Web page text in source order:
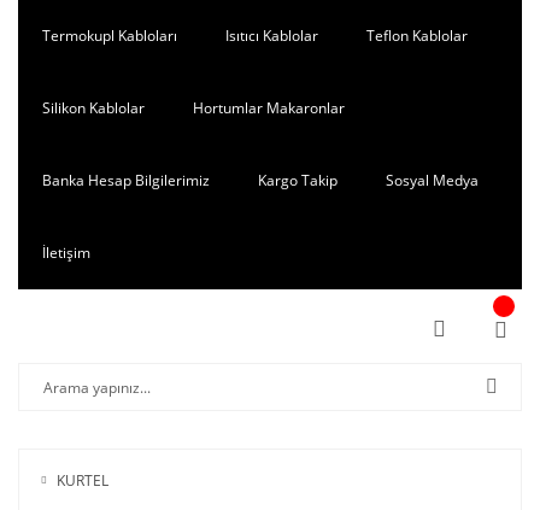
Termokupl Kabloları Isıtıcı Kablolar Teflon Kablolar
Silikon Kablolar Hortumlar Makaronlar
Banka Hesap Bilgilerimiz Kargo Takip Sosyal Medya
İletişim
KURTEL